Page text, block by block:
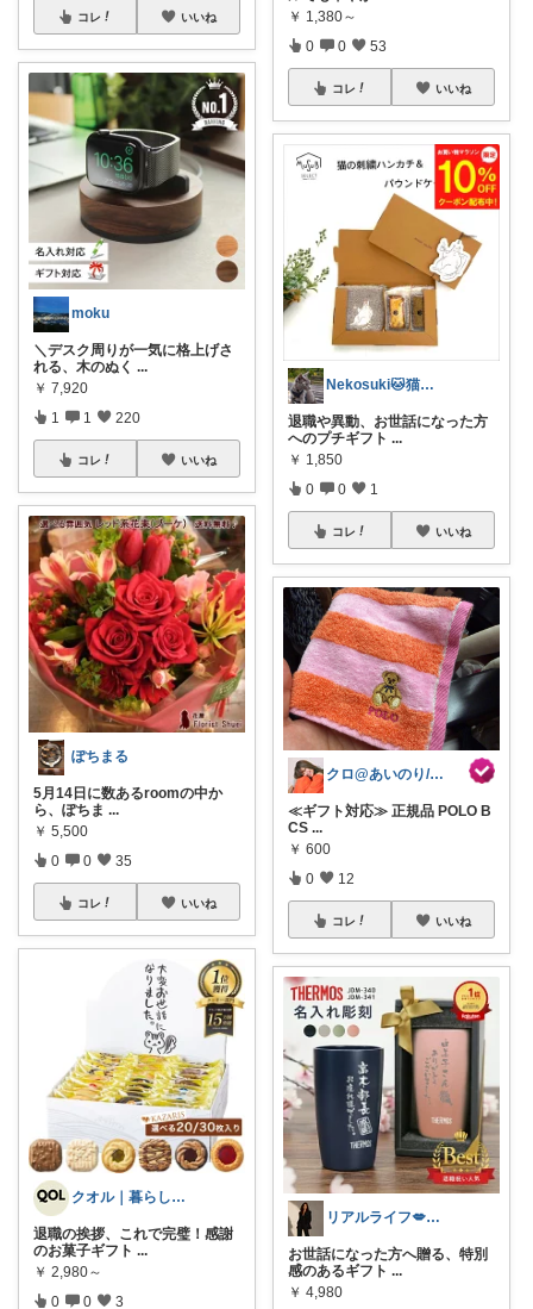
コレ いいね
moku
＼デスク周りが一気に格上げさ
れる、木のぬく ...
￥ 7,920
1 1 220
コレ いいね
ぽちまる
5月14日に数あるroomの中か
ら、ぽちま ...
￥ 5,500
0 0 35
コレ いいね
クオル｜暮らしの「質」爆上げ🈁
退職の挨拶、これで完璧！感謝
のお菓子ギフト ...
￥ 2,980～
0 0 3
￥ 1,380～
0 0 53
コレ いいね
Nekosuki🐱猫好きさんのへや
退職や異動、お世話になった方
へのプチギフト ...
￥ 1,850
0 0 1
コレ いいね
クロ@あいのり/161cm 着痩せ命
≪ギフト対応≫ 正規品 POLO B
CS ...
￥ 600
0 12
コレ いいね
リアルライフ💋✨✨✨
お世話になった方へ贈る、特別
感のあるギフト ...
￥ 4,980